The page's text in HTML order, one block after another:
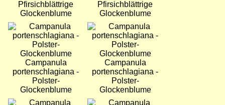
Pfirsichblättrige
Glockenblume
Pfirsichblättrige
Glockenblume
Bild
Campanula
portenschlagiana -
Polster-
Glockenblume
Bild
Campanula
portenschlagiana -
Polster-
Glockenblume
Bild
Bild